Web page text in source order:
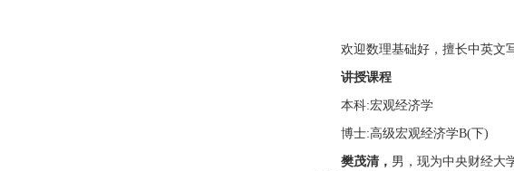
欢迎数理基础好，擅长中英文
讲授课程
本科:宏观经济学
博士:高级宏观经济学B(下)
樊茂清， 男，现为中央财经大